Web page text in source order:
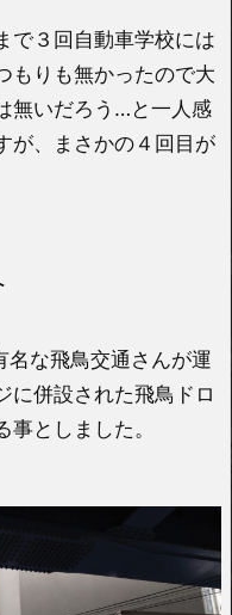
で３回自動車学校には
もりも無かったので大
無いだろう…と一人感
が、まさかの４回目が
な飛鳥交通さんが運
に併設された飛鳥ドロ
としました。